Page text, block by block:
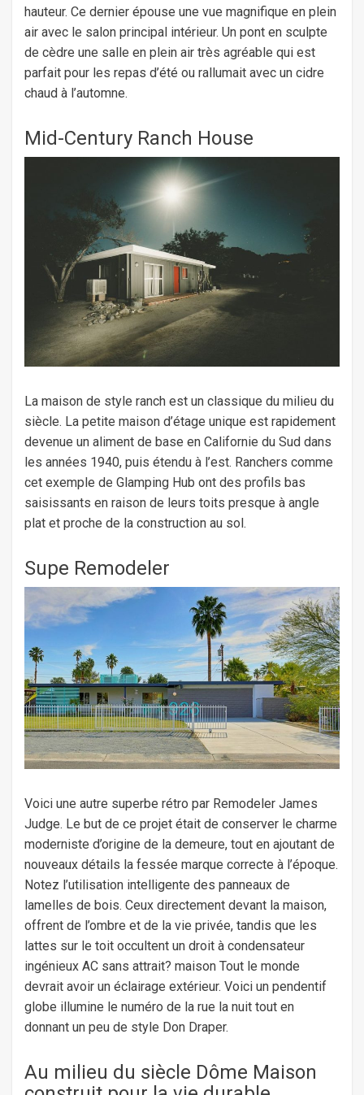
hauteur. Ce dernier épouse une vue magnifique en plein
air avec le salon principal intérieur. Un pont en sculpte
de cèdre une salle en plein air très agréable qui est
parfait pour les repas d’été ou rallumait avec un cidre
chaud à l’automne.
Mid-Century Ranch House
La maison de style ranch est un classique du milieu du
siècle. La petite maison d’étage unique est rapidement
devenue un aliment de base en Californie du Sud dans
les années 1940, puis étendu à l’est. Ranchers comme
cet exemple de Glamping Hub ont des profils bas
saisissants en raison de leurs toits presque à angle
plat et proche de la construction au sol.
Supe Remodeler
Voici une autre superbe rétro par Remodeler James
Judge. Le but de ce projet était de conserver le charme
moderniste d’origine de la demeure, tout en ajoutant de
nouveaux détails la fessée marque correcte à l’époque.
Notez l’utilisation intelligente des panneaux de
lamelles de bois. Ceux directement devant la maison,
offrent de l’ombre et de la vie privée, tandis que les
lattes sur le toit occultent un droit à condensateur
ingénieux AC sans attrait? maison Tout le monde
devrait avoir un éclairage extérieur. Voici un pendentif
globe illumine le numéro de la rue la nuit tout en
donnant un peu de style Don Draper.
Au milieu du siècle Dôme Maison